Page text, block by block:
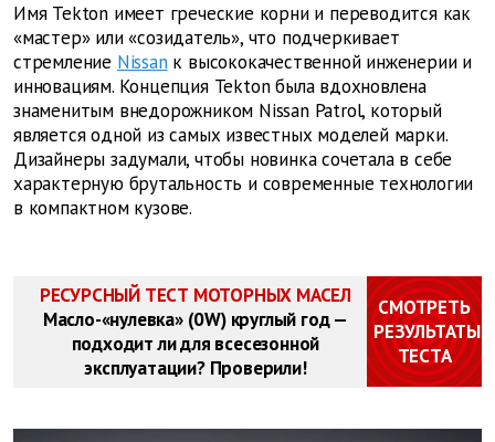
Имя Tekton имеет греческие корни и переводится как
«мастер» или «созидатель», что подчеркивает
стремление Nissanк высококачественной инженерии и
инновациям. Концепция Tekton была вдохновлена
знаменитым внедорожником Nissan Patrol, который
является одной из самых известных моделей марки.
Дизайнеры задумали, чтобы новинка сочетала в себе
характерную брутальность и современные технологии
в компактном кузове.
РЕСУРСНЫЙ ТЕСТ МОТОРНЫХ МАСЕЛ
Масло-«нулевка» (0W) круглый год —
подходит ли для всесезонной
эксплуатации? Проверили!
СМОТРЕТЬ
РЕЗУЛЬТАТЫ
ТЕСТА